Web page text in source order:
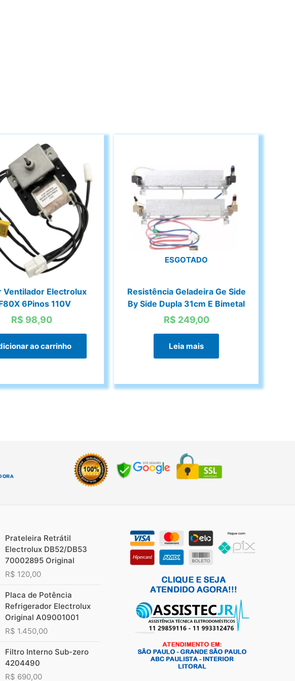
Ventilador Electrolux
6Pinos 110V
R$ 98,90
ao carrinho
ESGOTADO
Resistência Geladeira Ge Side
By Side Dupla 31cm E Bimetal
R$ 249,00
Leia mais
Prateleira Retrátil
Electrolux DB52/DB53
70002895 Original
R$ 120,00
Placa de Potência
Refrigerador Electrolux
Original A09001001
R$ 1.450,00
Filtro Interno Sub-zero
4204490
R$ 690,00